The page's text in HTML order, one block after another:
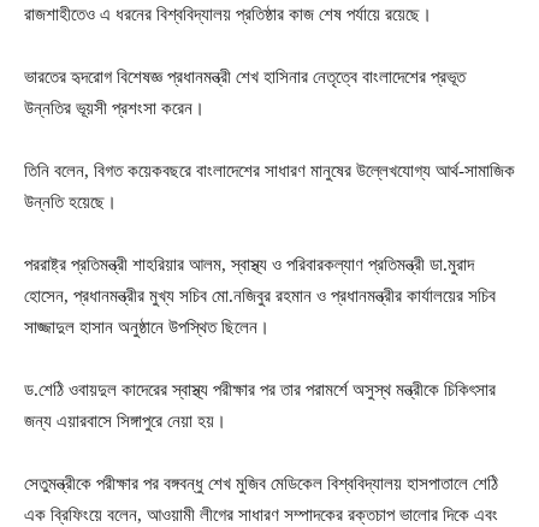
রাজশাহীতেও এ ধরনের বিশ্ববিদ্যালয় প্রতিষ্ঠার কাজ শেষ পর্যায়ে রয়েছে।
ভারতের হৃদরোগ বিশেষজ্ঞ প্রধানমন্ত্রী শেখ হাসিনার নেতৃত্বে বাংলাদেশের প্রভূত
উন্নতির ভূয়সী প্রশংসা করেন।
তিনি বলেন, বিগত কয়েকবছরে বাংলাদেশের সাধারণ মানুষের উল্লেখযোগ্য আর্থ-সামাজিক
উন্নতি হয়েছে।
পররাষ্ট্র প্রতিমন্ত্রী শাহরিয়ার আলম, স্বাস্থ্য ও পরিবারকল্যাণ প্রতিমন্ত্রী ডা.মুরাদ
হোসেন, প্রধানমন্ত্রীর মুখ্য সচিব মো.নজিবুর রহমান ও প্রধানমন্ত্রীর কার্যালয়ের সচিব
সাজ্জাদুল হাসান অনুষ্ঠানে উপস্থিত ছিলেন।
ড.শেঠি ওবায়দুল কাদেরের স্বাস্থ্য পরীক্ষার পর তার পরামর্শে অসুস্থ মন্ত্রীকে চিকিৎসার
জন্য এয়ারবাসে সিঙ্গাপুরে নেয়া হয়।
সেতুমন্ত্রীকে পরীক্ষার পর বঙ্গবন্ধু শেখ মুজিব মেডিকেল বিশ্ববিদ্যালয় হাসপাতালে শেঠি
এক ব্রিফিংয়ে বলেন, আওয়ামী লীগের সাধারণ সম্পাদকের রক্তচাপ ভালোর দিকে এবং